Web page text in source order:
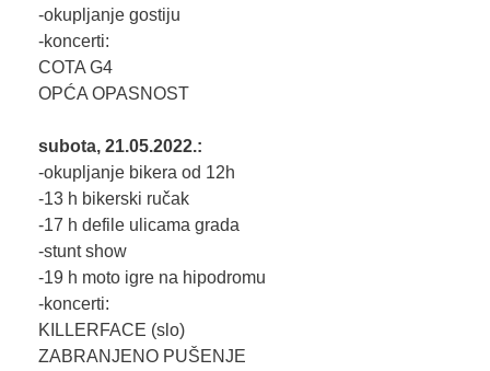
-okupljanje gostiju
-koncerti:
COTA G4
OPĆA OPASNOST
subota, 21.05.2022.:
-okupljanje bikera od 12h
-13 h bikerski ručak
-17 h defile ulicama grada
-stunt show
-19 h moto igre na hipodromu
-koncerti:
KILLERFACE (slo)
ZABRANJENO PUŠENJE